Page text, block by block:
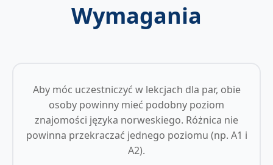
Wymagania
Aby móc uczestniczyć w lekcjach dla par, obie
osoby powinny mieć podobny poziom
znajomości języka norweskiego. Różnica nie
powinna przekraczać jednego poziomu (np. A1 i
A2).